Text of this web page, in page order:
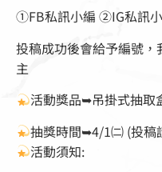
①FB私訊小編 ②IG私訊
投稿成功後會給予編號
主
活動獎品➥吊掛式抽取
抽獎時間➥4/1㈡ (投稿
活動須知: